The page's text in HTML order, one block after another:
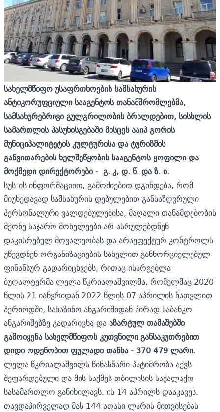
სახელმწიფო უსაფრთხოების სამსახურის
ანტიკორუფციული სააგენტოს თანამშრომლებმა,
სამსახურებრივი გულგრილობისბრალდებით, სისხლის
სამართლის პასუხისგებაში მისცეს ააიპ გორის
მუნიციპალიტეტის კულტურისა და ტურიზმის
განვითარების ხელშეწყობის სააგენტოს ყოფილი და
მოქმედი დირექტორები - გ. კ, დ. წ. და ზ. ი.
სუს-ის ინფორმაციით, გამოძიებით დგინდება, რომ
მიუხედავად სამსახურის დებულებით განსაზღვრული
პერსონალური ვალდებულებისა, მაღალი თანამდებობის
მქონე საჯარო მოხელეები არ ასრულებდნენ
დაკისრებულ მოვალეობას და არაეფექტურ კონტროლს
უწევდნენ ორგანიზაციების სახელით განხორციელებულ
ფინანსურ გადარიცხვებს, რითაც ისარგებლა
ბუღალტერმა ლელა წკრიალაშვილმა, რომელმაც 2020
წლის 21 იანვრიდან 2022 წლის 07 აპრილის ჩათვლით
პერიოდში, სახაზინო ანგარიშიდან პირად საბანკო
ანგარიშებზე გადარიცხა დააზარტულ თამაშებში
გამოიყენა სახელმწიფოს კუთვნილი განსაკუთრებით
დიდი ოდენობით ფულადი თანხა - 370 479 ლარი.
ლელა წკრიალაშვილს წინასწარი პატიმრობა აქვს
შეფარდებული და მის საქმეს თბილისის საქალაქო
სასამართლო განიხილავს. ის 14 აპრილს დააკავეს.
თავდაპირველად მას 144 ათასი ლარის მითვისებას